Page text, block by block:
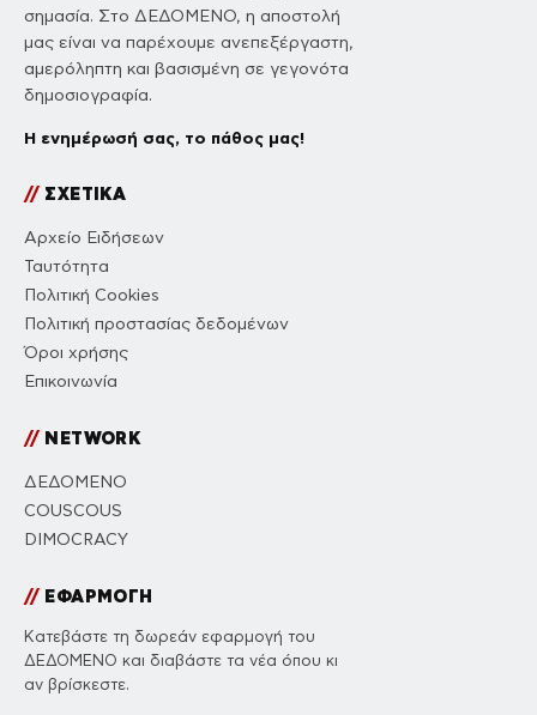
σημασία. Στο ΔΕΔΟΜΕΝΟ, η αποστολή
μας είναι να παρέχουμε ανεπεξέργαστη,
αμερόληπτη και βασισμένη σε γεγονότα
δημοσιογραφία.
Η ενημέρωσή σας, το πάθος μας!
//ΣΧΕΤΙΚΑ
Αρχείο Ειδήσεων
Ταυτότητα
Πολιτική Cookies
Πολιτική προστασίας δεδομένων
Όροι χρήσης
Επικοινωνία
//NETWORK
ΔΕΔΟΜΕΝΟ
COUSCOUS
DIMOCRACY
//ΕΦΑΡΜΟΓΗ
Κατεβάστε τη δωρεάν εφαρμογή του
ΔΕΔΟΜΕΝΟ και διαβάστε τα νέα όπου κι
αν βρίσκεστε.